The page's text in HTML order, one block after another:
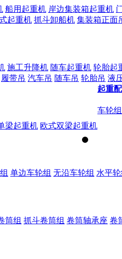
船用起重机 岸边集装箱起重机
起重机 抓斗卸船机 集装箱正面
施工升降机 随车起重机 轮胎起
履带吊 汽车吊 随车吊 轮胎吊 液
梁起重机 欧式双梁起重机
起重
车轮组
单边车轮组 无沿车轮组 水平
筒组 抓斗卷筒组 卷筒轴承座 卷